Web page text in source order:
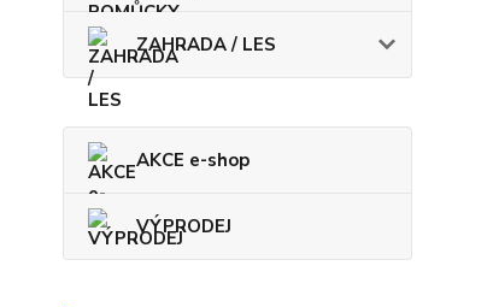
ZAHRADA / LES
AKCE e-shop
VÝPRODEJ